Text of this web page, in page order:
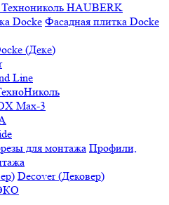
Технониколь HAUBERK
Фасадная плитка Docke
(Деке)
Line
Max-3
Профили,
Decover (Дековер)